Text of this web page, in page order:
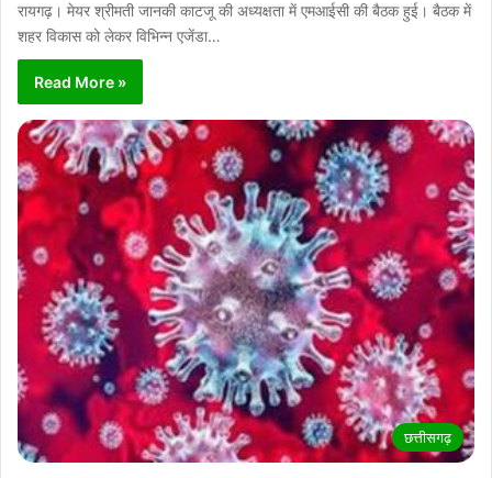
रायगढ़। मेयर श्रीमती जानकी काटजू की अध्यक्षता में एमआईसी की बैठक हुई। बैठक में
शहर विकास को लेकर विभिन्न एजेंडा…
Read More »
छत्तीसगढ़